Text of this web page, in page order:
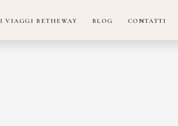
I VIAGGI BETHEWAY BLOG CONTATTI